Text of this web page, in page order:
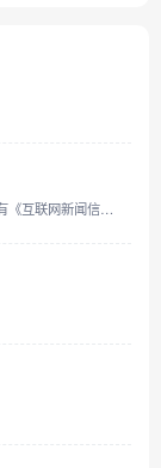
财联社由上海报业集团主管主办，持有《互联网新闻信息服务许可证》的主流财经新闻集团和财经通讯社，涵盖A股24小时电报、股市、金融、行情看盘、科创板等证券资讯，以“准确、快速、权威、专业”为新闻准则，致力于为投资者提供“媒体+资讯+数据+服务+交易”五位于一体的全方位金融服务。